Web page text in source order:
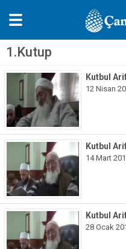
Kutbul-Arifin
1.Kutup
2.Kutup
3.Kutup
Sohbetler
Güncel Sohbetler
Akaid Sohbetleri
Muhtelif
Hanımlara Sohbetler
Ramuz Dersleri
1.Kutup
Kutbul
12 Nisan
Kutbul
14 Mart
Kutbul
28 Ocak